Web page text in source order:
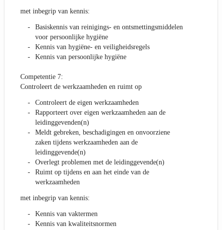
met inbegrip van kennis:
Basiskennis van reinigings- en ontsmettingsmiddelen
voor persoonlijke hygiëne
Kennis van hygiëne- en veiligheidsregels
Kennis van persoonlijke hygiëne
Competentie 7:
Controleert de werkzaamheden en ruimt op
Controleert de eigen werkzaamheden
Rapporteert over eigen werkzaamheden aan de
leidinggevenden(n)
Meldt gebreken, beschadigingen en onvoorziene
zaken tijdens werkzaamheden aan de
leidinggevende(n)
Overlegt problemen met de leidinggevende(n)
Ruimt op tijdens en aan het einde van de
werkzaamheden
met inbegrip van kennis:
Kennis van vaktermen
Kennis van kwaliteitsnormen